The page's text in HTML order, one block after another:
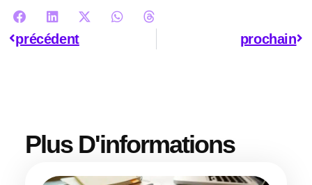
précédent prochain
Plus D'informations